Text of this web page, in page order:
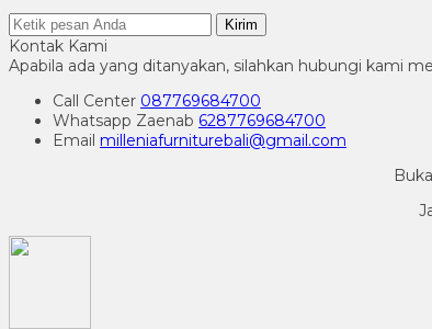
Kirim
Kontak Kami
Apabila ada yang ditanyakan, silahkan hubungi kami
Call Center 087769684700
Whatsapp Zaenab 6287769684700
Email milleniafurniturebali@gmail.com